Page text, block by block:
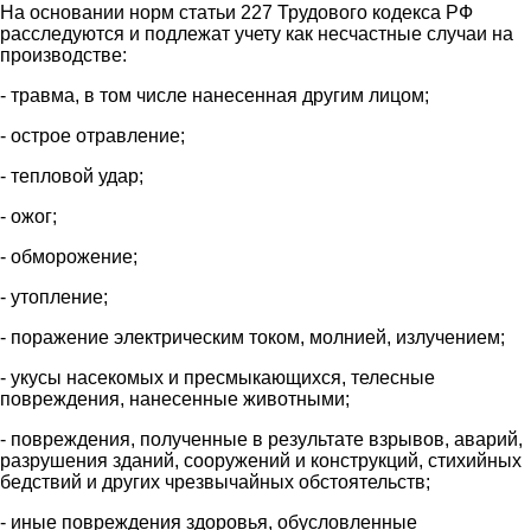
На основании норм статьи 227 Трудового кодекса РФ
расследуются и подлежат учету как несчастные случаи на
производстве:
- травма, в том числе нанесенная другим лицом;
- острое отравление;
- тепловой удар;
- ожог;
- обморожение;
- утопление;
- поражение электрическим током, молнией, излучением;
- укусы насекомых и пресмыкающихся, телесные
повреждения, нанесенные животными;
- повреждения, полученные в результате взрывов, аварий,
разрушения зданий, сооружений и конструкций, стихийных
бедствий и других чрезвычайных обстоятельств;
- иные повреждения здоровья, обусловленные